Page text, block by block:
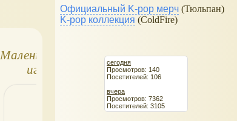
Маленькие мягкие
игрушки
Sweet Collection,
Trudi - маленькие
мягкие игрушки
Официальный K-pop мерч (Тюльпан)
K-pop коллекция (ColdFire)
сегодня
Просмотров: 140
Посетителей: 106
вчера
Просмотров: 7362
Посетителей: 3105